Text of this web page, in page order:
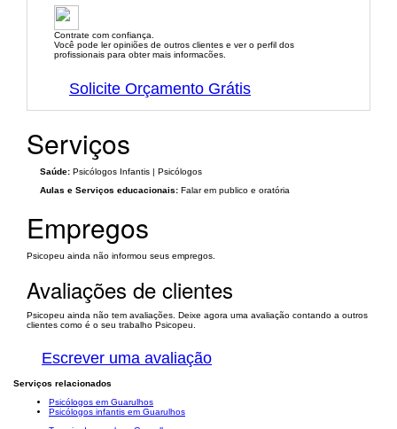
Contrate com confiança.
Você pode ler opiniões de outros clientes e ver o perfil dos
profissionais para obter mais informacões.
Solicite Orçamento Grátis
Serviços
Saúde: Psicólogos Infantis | Psicólogos
Aulas e Serviços educacionais: Falar em publico e oratória
Empregos
Psicopeu ainda não informou seus empregos.
Avaliações de clientes
Psicopeu ainda não tem avaliações. Deixe agora uma avaliação contando a outros
clientes como é o seu trabalho Psicopeu.
Escrever uma avaliação
Serviços relacionados
Psicólogos em Guarulhos
Psicólogos infantis em Guarulhos